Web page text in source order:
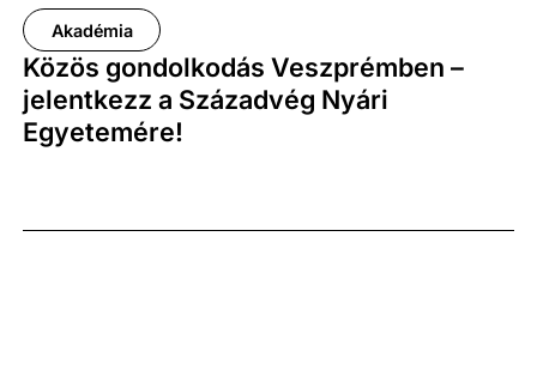
számos programot kínált a Nyári Egyetem, a
résztvevők például szimulációs játékokban vehettek
részt, továbbá a program része volt a városnézés,
malomlátogatás, moziest és langallósütés is.
Akadémia
Közös gondolkodás Veszprémben –
jelentkezz a Századvég Nyári
Egyetemére!